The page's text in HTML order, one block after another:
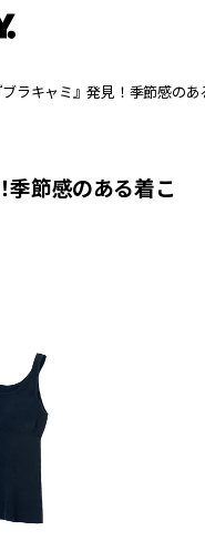
ラキャミ』発見！季節感の
季節感のある着こ